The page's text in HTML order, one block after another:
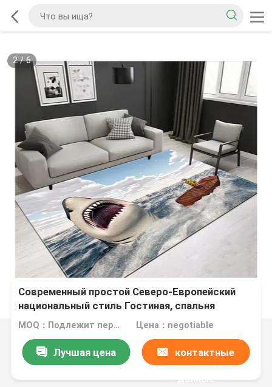
2/6
Современный простой Северо-Европейский
национальный стиль Гостиная, спальня
Гостиная Полы ковры
MOQ：Подлежит переговорам Цена：negotiable
Лучшая цена контактные
данные